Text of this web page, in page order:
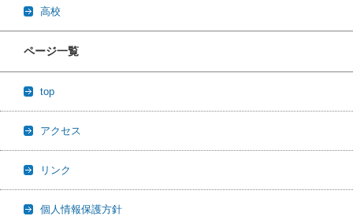
高校
ページ一覧
top
アクセス
リンク
個人情報保護方針